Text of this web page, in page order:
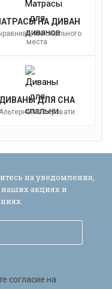
НА ДИВАН
спального
места
ДИВАНЫ ДЛЯ СНА
кровати
на уведомления,
акциях и
согласие на